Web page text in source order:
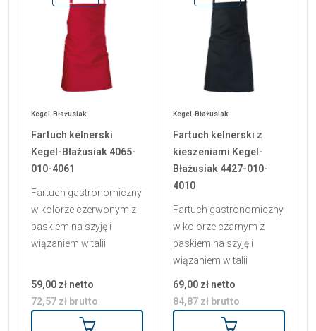
Kegel-Błażusiak
Fartuch kelnerski
Kegel-Błażusiak 4065-
010-4061
Fartuch gastronomiczny
w kolorze czerwonym z
paskiem na szyję i
wiązaniem w talii
59,00 zł netto
72,57 zł brutto
Dodaj do koszyka
Kegel-Błażusiak
Fartuch kelnerski z
kieszeniami Kegel-
Błażusiak 4427-010-
4010
Fartuch gastronomiczny
w kolorze czarnym z
paskiem na szyję i
wiązaniem w talii
69,00 zł netto
84,87 zł brutto
Dodaj do